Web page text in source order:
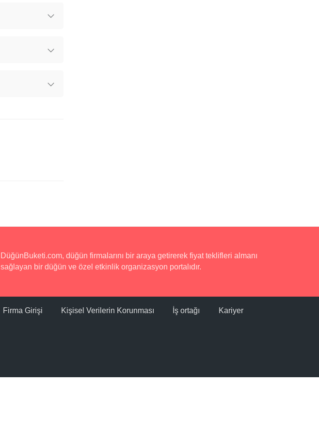
DüğünBuketi.com, düğün firmalarını bir araya getirerek fiyat teklifleri almanı
sağlayan bir düğün ve özel etkinlik organizasyon portalıdır.
Firma Girişi Kişisel Verilerin Korunması İş ortağı Kariyer